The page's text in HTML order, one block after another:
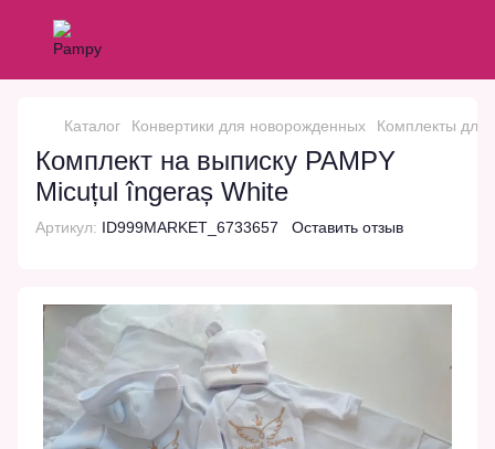
Каталог Конвертики для новорожденных Комплекты для
Комплект на выписку PAMPY
Micuțul îngeraș White
Артикул: ID999MARKET_6733657 Оставить отзыв